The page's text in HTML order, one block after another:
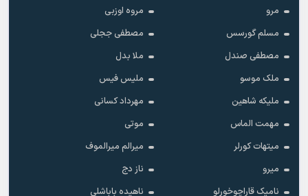
مرو
مروه اوزبی
مسلم گورسس
مصطفی ججلی
مصطفی صندل
ملا بدل
ملک موسو
ملیس فیس
ملیکه شاهین
مهرداد کسانی
مهمت الماس
موتی
میتهات کورلر
میرالم میرالموف
میرو
ناز دج
نامیک قاراچوخورلو
ناهیده باباشلی